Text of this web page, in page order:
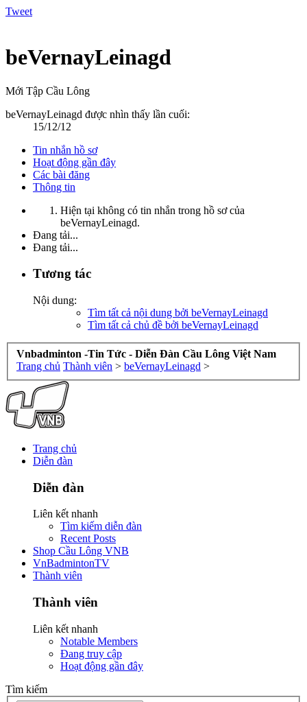
Tweet
beVernayLeinagd
Mới Tập Cầu Lông
beVernayLeinagd được nhìn thấy lần cuối:
15/12/12
Tin nhắn hồ sơ
Hoạt động gần đây
Các bài đăng
Thông tin
Hiện tại không có tin nhắn trong hồ sơ của
beVernayLeinagd.
Đang tải...
Đang tải...
Tương tác
Nội dung:
Tìm tất cả nội dung bởi beVernayLeinagd
Tìm tất cả chủ đề bởi beVernayLeinagd
Vnbadminton -Tin Tức - Diễn Đàn Cầu Lông Việt Nam
Trang chủ Thành viên > beVernayLeinagd >
Trang chủ
Diễn đàn
Diễn đàn
Liên kết nhanh
Tìm kiếm diễn đàn
Recent Posts
Shop Cầu Lông VNB
VnBadmintonTV
Thành viên
Thành viên
Liên kết nhanh
Notable Members
Đang truy cập
Hoạt động gần đây
Tìm kiếm